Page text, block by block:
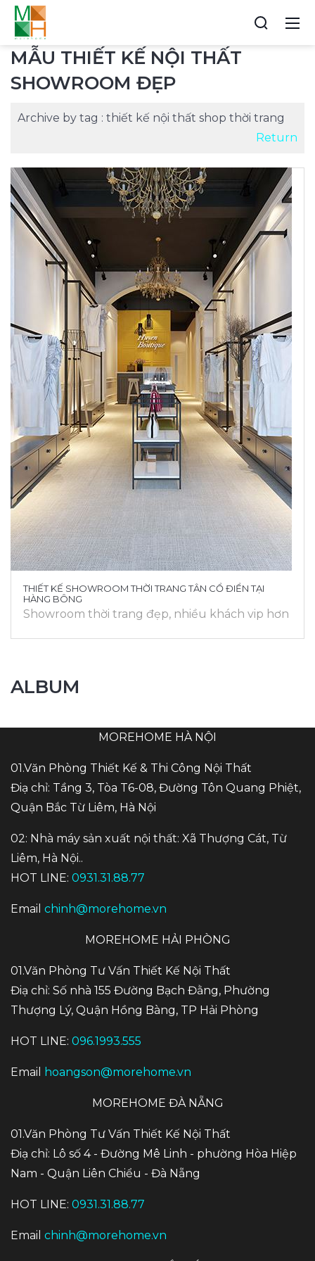
MẪU THIẾT KẾ NỘI THẤT
SHOWROOM ĐẸP
Archive by tag : thiết kế nội thất shop thời trang
Return
THIẾT KẾ SHOWROOM THỜI TRANG TÂN CỔ ĐIỂN TẠI
HÀNG BÔNG
Showroom thời trang đẹp, nhiều khách vip hơn
ALBUM
MOREHOME HÀ NỘI
01.Văn Phòng Thiết Kế & Thi Công Nội Thất
Điạ chỉ: Tầng 3, Tòa T6-08, Đường Tôn Quang Phiệt,
Quận Bắc Từ Liêm, Hà Nội
02: Nhà máy sản xuất nội thất: Xã Thượng Cát, Từ
Liêm, Hà Nội..
HOT LINE: 0931.31.88.77
Email chinh@morehome.vn
MOREHOME HẢI PHÒNG
01.Văn Phòng Tư Vấn Thiết Kế Nội Thất
Điạ chỉ: Số nhà 155 Đường Bạch Đằng, Phường
Thượng Lý, Quận Hồng Bàng, TP Hải Phòng
HOT LINE: 096.1993.555
Email hoangson@morehome.vn
MOREHOME ĐÀ NẴNG
01.Văn Phòng Tư Vấn Thiết Kế Nội Thất
Điạ chỉ: Lô số 4 - Đường Mê Linh - phường Hòa Hiệp
Nam - Quận Liên Chiểu - Đà Nẵng
HOT LINE: 0931.31.88.77
Email chinh@morehome.vn